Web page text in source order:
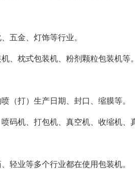
五金、灯饰等行业。
、枕式包装机、粉剂颗粒包装机等。
（打）生产日期、封口、缩膜等。
码机、打包机、真空机、收缩机、
轻业等多个行业都在使用包装机。